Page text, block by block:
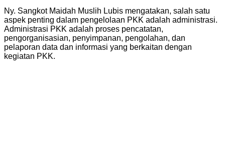
Ny. Sangkot Maidah Muslih Lubis mengatakan, salah satu
aspek penting dalam pengelolaan PKK adalah administrasi.
Administrasi PKK adalah proses pencatatan,
pengorganisasian, penyimpanan, pengolahan, dan
pelaporan data dan informasi yang berkaitan dengan
kegiatan PKK.